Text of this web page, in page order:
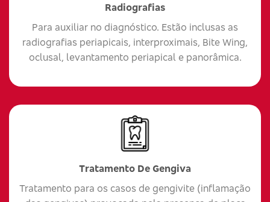
Radiografias
Para auxiliar no diagnóstico. Estão inclusas as
radiografias periapicais, interproximais, Bite Wing,
oclusal, levantamento periapical e panorâmica.
Tratamento De Gengiva
Tratamento para os casos de gengivite (inflamação